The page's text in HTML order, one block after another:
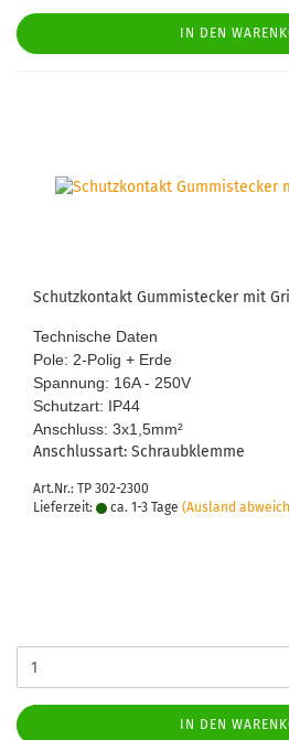
IN DEN
Schutz­kon­takt Gum­mi­ste­cker mit
Tech­ni­sche Daten
Pole: 2-​Polig + Erde
Span­nung: 16A - 250V
Schutz­art: IP44
An­schluss: 3x1,5mm²
An­schluss­art: Schraub­klem­me
Art.Nr.: TP 302-2300
Lieferzeit:
ca. 1-3 Tage (Ausland
IN DEN